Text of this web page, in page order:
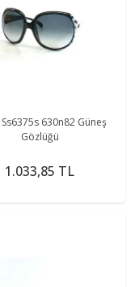
Ss6375s 630n82 Güneş
Gözlüğü
1.033,85 TL